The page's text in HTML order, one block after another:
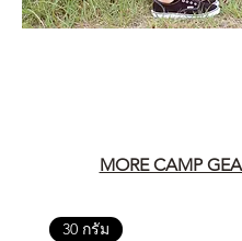
MORE CAMP
30 กรัม